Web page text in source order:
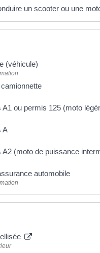
un scooter ou une
(véhicule)
ou permis 125 (moto
A
(moto de puissance
automobile